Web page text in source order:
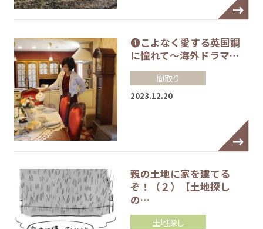
❶こよなく愛する英国調
に憧れて～海外ドラマ…
間取り
2023.12.20
親の土地に家を建てる
ぞ！（２）【土地探し
の…
土地探し